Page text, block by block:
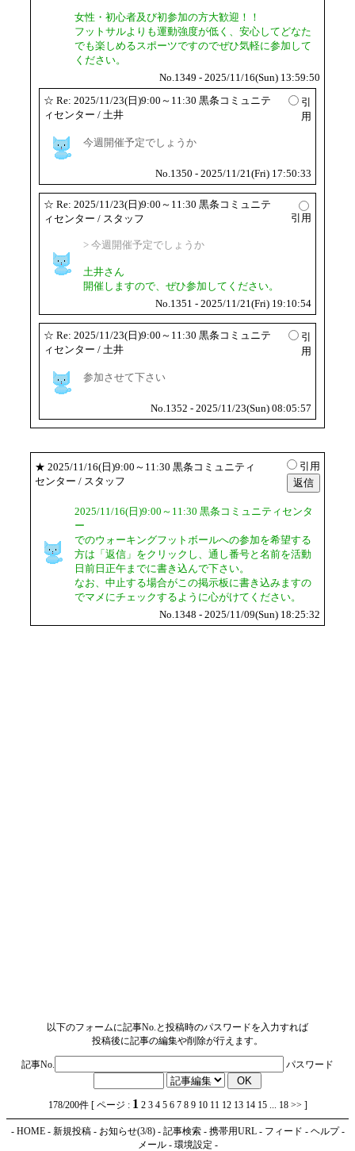
女性・初心者及び初参加の方大歓迎！！
フットサルよりも運動強度が低く、安心してどなた
でも楽しめるスポーツですのでぜひ気軽に参加して
ください。
No.1349 - 2025/11/16(Sun) 13:59:50
☆ Re: 2025/11/23(日)9:00～11:30 黒条コミュニテ
ィセンター / 土井
引
用
今週開催予定でしょうか
No.1350 - 2025/11/21(Fri) 17:50:33
☆ Re: 2025/11/23(日)9:00～11:30 黒条コミュニテ
ィセンター / スタッフ 引用
> 今週開催予定でしょうか
土井さん
開催しますので、ぜひ参加してください。
No.1351 - 2025/11/21(Fri) 19:10:54
☆ Re: 2025/11/23(日)9:00～11:30 黒条コミュニテ
ィセンター / 土井
引
用
参加させて下さい
No.1352 - 2025/11/23(Sun) 08:05:57
★ 2025/11/16(日)9:00～11:30 黒条コミュニティ
センター / スタッフ
引用
2025/11/16(日)9:00～11:30 黒条コミュニティセンタ
ー
でのウォーキングフットボールへの参加を希望する
方は「返信」をクリックし、通し番号と名前を活動
日前日正午までに書き込んで下さい。
なお、中止する場合がこの掲示板に書き込みますの
でマメにチェックするように心がけてください。
No.1348 - 2025/11/09(Sun) 18:25:32
以下のフォームに記事No.と投稿時のパスワードを入力すれば
投稿後に記事の編集や削除が行えます。
記事No. パスワード
178/200件 [ ページ : 1 2 3 4 5 6 7 8 9 10 11 12 13 14 15... 18 >> ]
- HOME- 新規投稿- お知らせ(3/8)- 記事検索- 携帯用URL- フィード - ヘルプ-
メール- 環境設定 -